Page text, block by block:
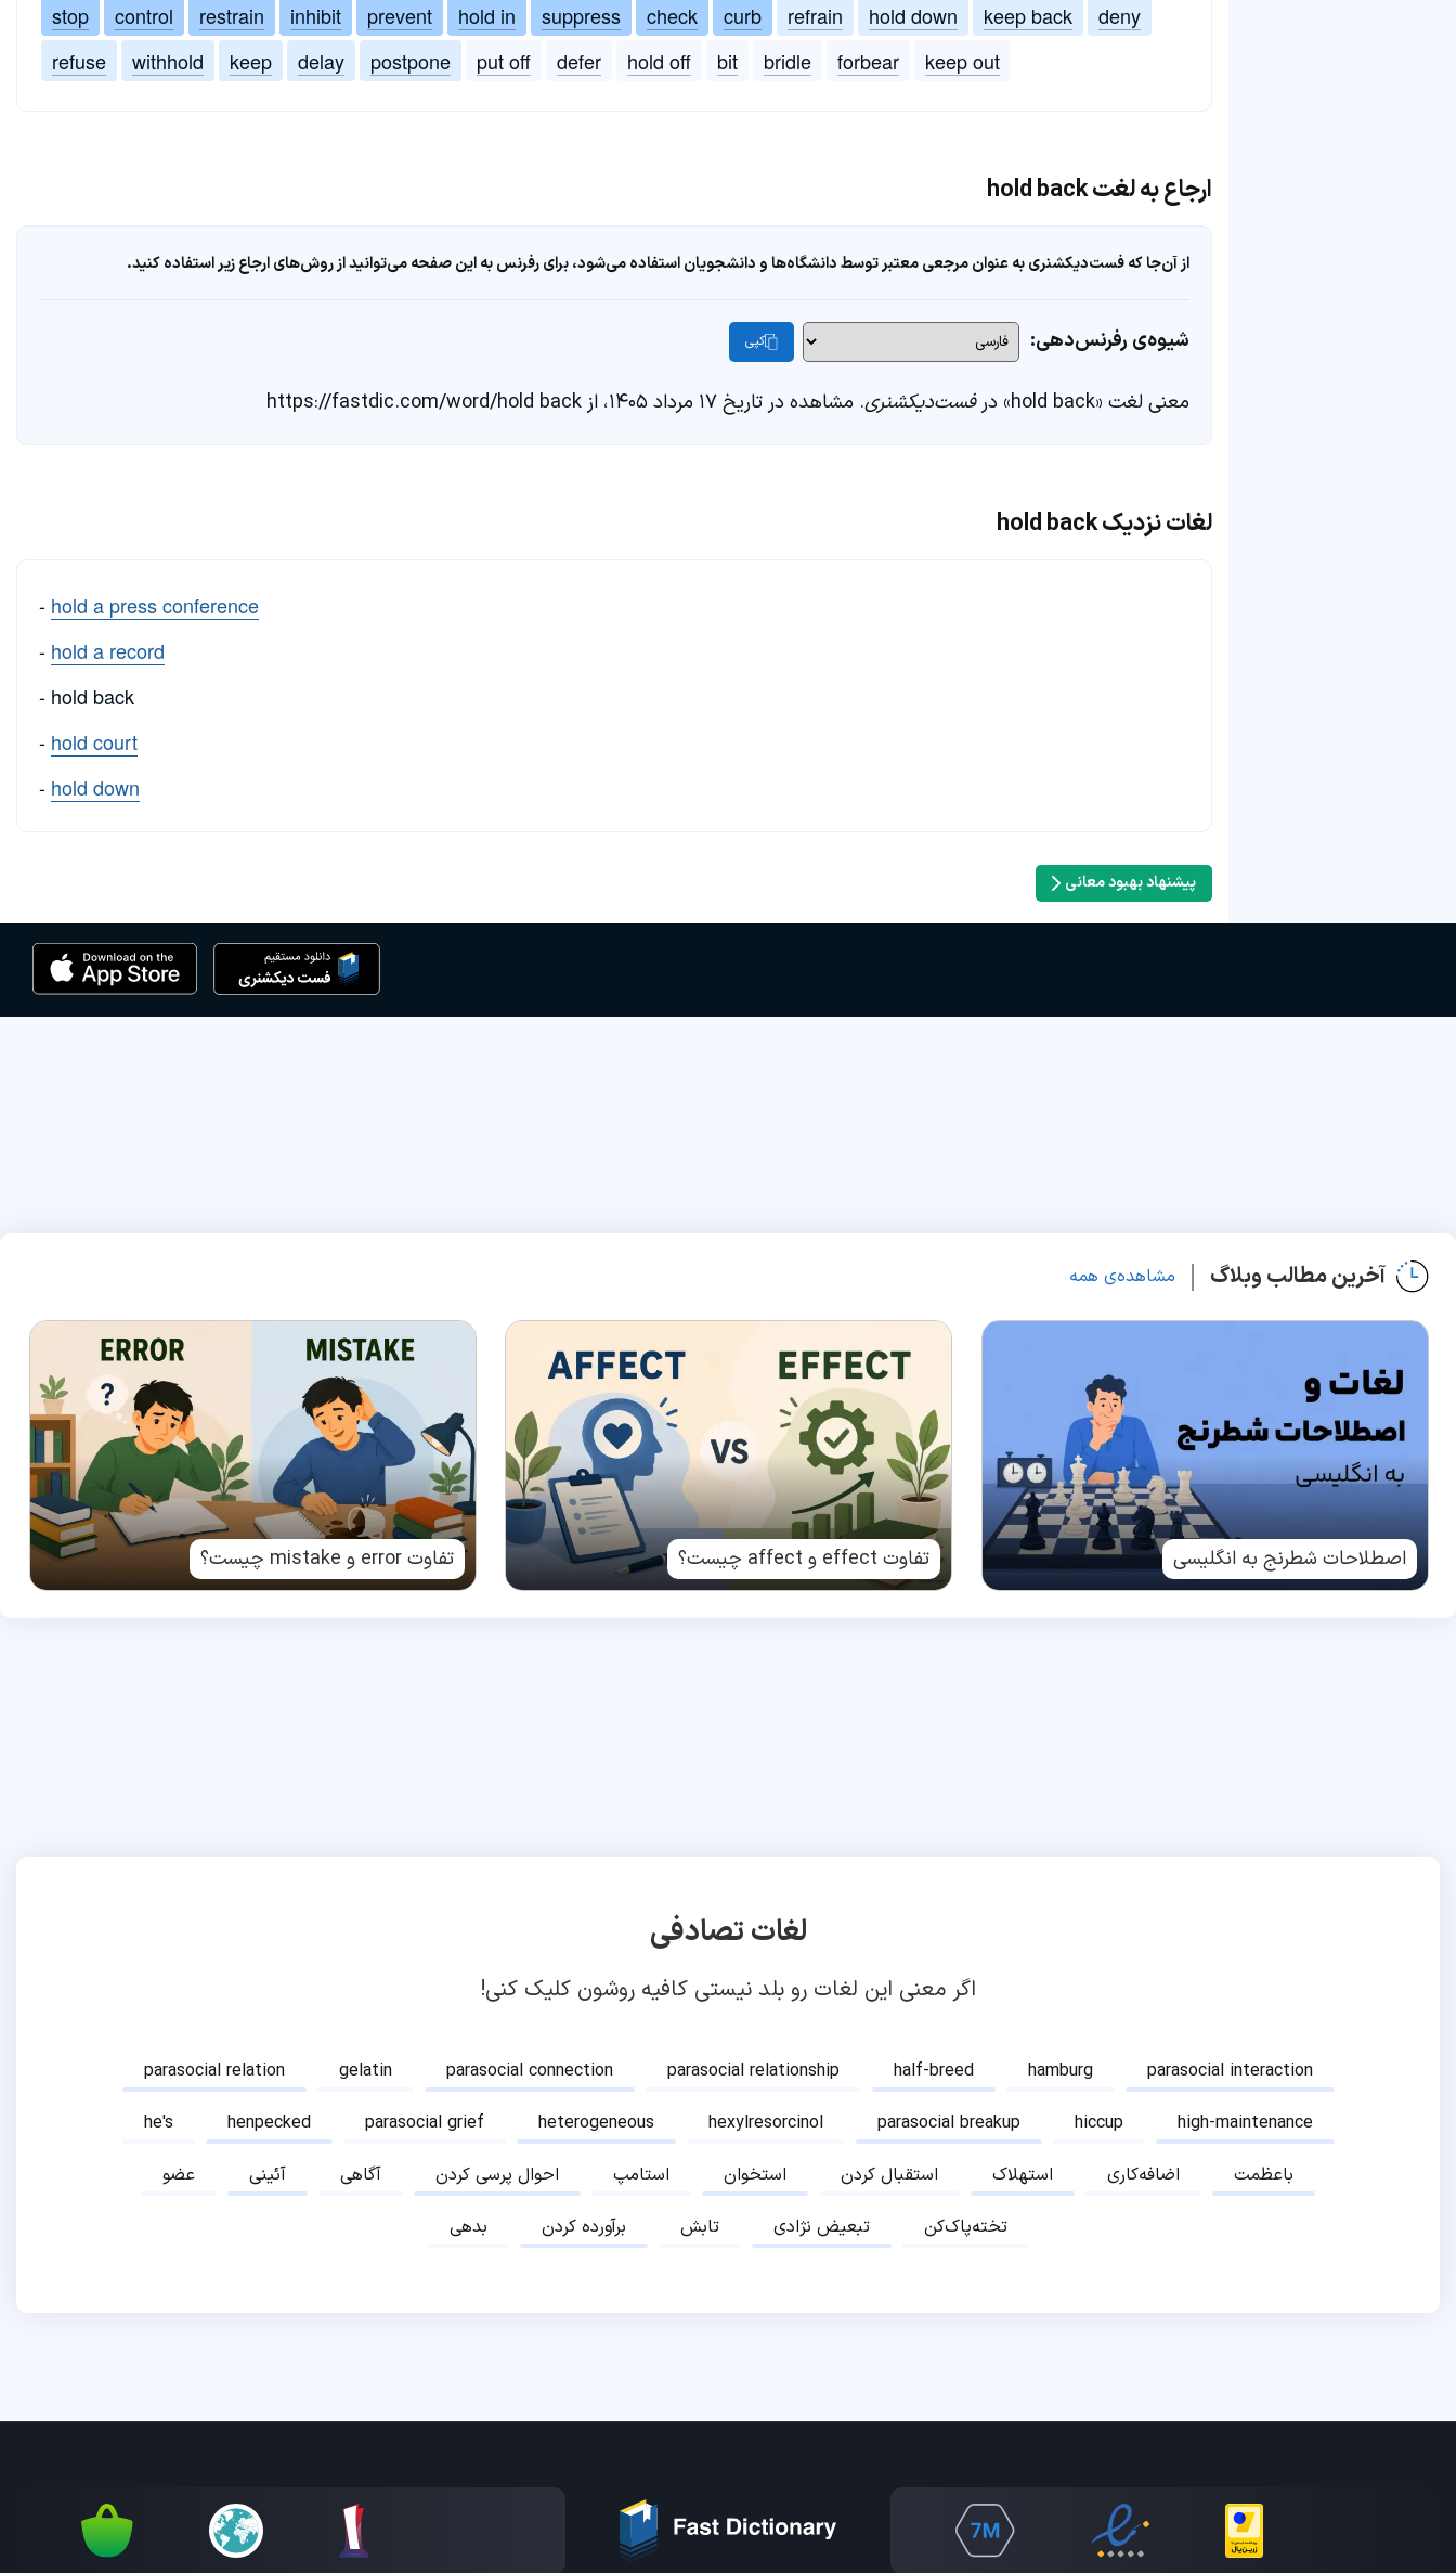
stop
control restrain inhibit prevent hold in suppress check curb refrain hold down keep back
deny
refuse
withhold keep delay postpone put off defer hold off bit bridle forbear keep out
ارجاع به لغت hold back
از آن‌جا که فست‌دیکشنری به عنوان مرجعی معتبر توسط دانشگاه‌ها و دانشجویان استفاده می‌شود، برای رفرنس به این صفحه می‌توانید از روش‌های ارجاع زیر استفاده کنید.
شیوه‌ی رفرنس‌دهی: کپی
معنی لغت «hold back» در فست‌دیکشنری. مشاهده در تاریخ ۱۷ مرداد ۱۴۰۵، از https://fastdic.com/word/hold back
لغات نزدیک hold back
- hold a press conference
- hold a record
- hold back
- hold court
- hold down
پیشنهاد بهبود معانی
آخرین مطالب وبلاگ مشاهده‌ی همه
اصطلاحات شطرنج به انگلیسی تفاوت effect و affect چیست؟ تفاوت error و mistake چیست؟
لغات تصادفی
اگر معنی این لغات رو بلد نیستی کافیه روشون کلیک کنی!
parasocial relation gelatin parasocial connection parasocial relationship half-breed hamburg
parasocial interaction
he's
henpecked parasocial grief heterogeneous hexylresorcinol parasocial breakup hiccup
high-maintenance
عضو
آئینی آگاهی احوال پرسی کردن استامپ استخوان استقبال کردن استهلاک اضافه‌کاری
باعظمت
بدهی
برآورده کردن تابش تبعیض نژادی تخته‌پاک‌کن